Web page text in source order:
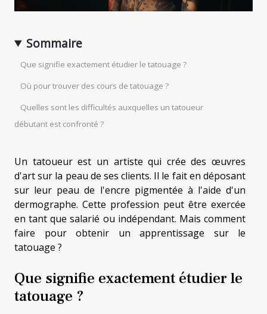
Sommaire
Que signifie exactement étudier le tatouage ?
Où pour trouver des cours de tatouage ?
Quelles sont les difficultés auxquelles un tatoueur
débutant est confronté ?
Un tatoueur est un artiste qui crée des œuvres
d'art sur la peau de ses clients. Il le fait en déposant
sur leur peau de l'encre pigmentée à l'aide d'un
dermographe. Cette profession peut être exercée
en tant que salarié ou indépendant. Mais comment
faire pour obtenir un apprentissage sur le
tatouage ?
Que signifie exactement étudier le
tatouage ?